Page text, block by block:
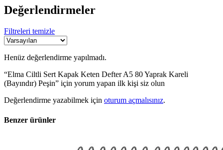
Değerlendirmeler
Filtreleri temizle
Henüz değerlendirme yapılmadı.
“Elma Ciltli Sert Kapak Keten Defter A5 80 Yaprak Kareli
(Bayındır) Peşin” için yorum yapan ilk kişi siz olun
Değerlendirme yazabilmek için oturum açmalısınız.
Benzer ürünler